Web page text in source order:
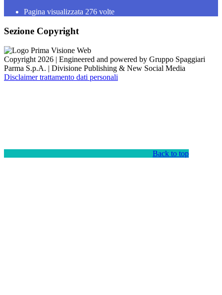
Pagina visualizzata 276 volte
Sezione Copyright
Copyright 2026 | Engineered and powered by Gruppo Spaggiari
Parma S.p.A. | Divisione Publishing & New Social Media
Disclaimer trattamento dati personali
Back to top